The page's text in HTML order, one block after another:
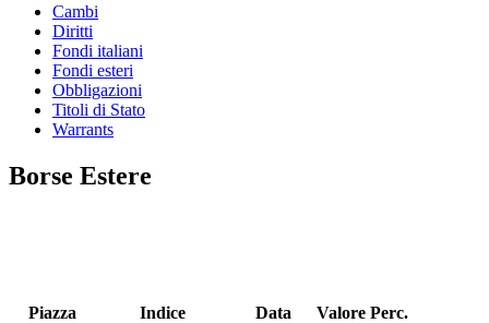
Cambi
Diritti
Fondi italiani
Fondi esteri
Obbligazioni
Titoli di Stato
Warrants
Borse Estere
Piazza Indice Data Valore Perc.